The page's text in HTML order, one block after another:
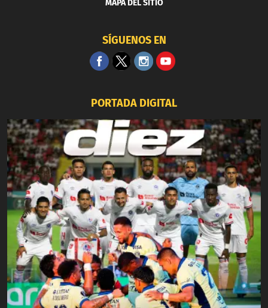
MAPA DEL SITIO
SÍGUENOS EN
PORTADA DIGITAL